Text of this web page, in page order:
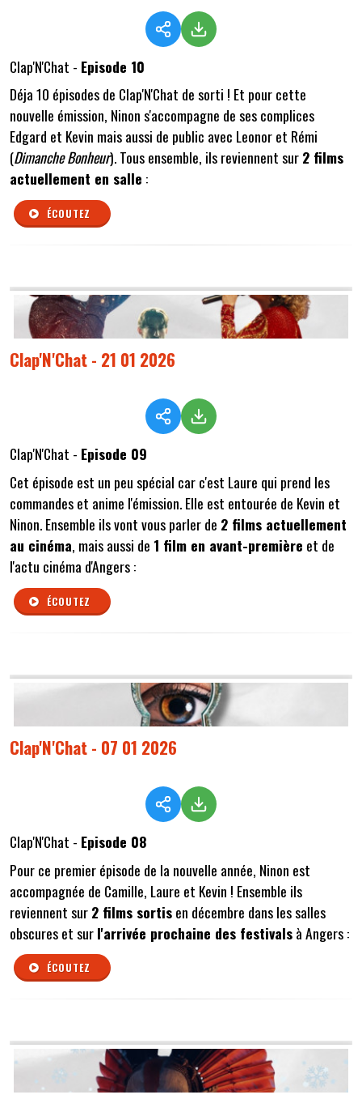
Clap'N'Chat - Episode 10
Déja 10 épisodes de Clap'N'Chat de sorti ! Et pour cette
nouvelle émission, Ninon s'accompagne de ses complices
Edgard et Kevin mais aussi de public avec Leonor et Rémi
(Dimanche Bonheur). Tous ensemble, ils reviennent sur2 films
actuellement en salle :
ÉCOUTEZ
Clap'N'Chat - 21 01 2026
Clap'N'Chat - Episode 09
Cet épisode est un peu spécial car c'est Laure qui prend les
commandes et anime l'émission. Elle est entourée de Kevin et
Ninon. Ensemble ils vont vous parler de 2 films actuellement
au cinéma, mais aussi de 1 film en avant-première et de
l'actu cinéma d'Angers :
ÉCOUTEZ
Clap'N'Chat - 07 01 2026
Clap'N'Chat - Episode 08
Pour ce premier épisode de la nouvelle année, Ninon est
accompagnée de Camille, Laure et Kevin ! Ensemble ils
reviennent sur2 films sortisen décembre dans les salles
obscures et surl'arrivée prochaine des festivalsà Angers :
ÉCOUTEZ